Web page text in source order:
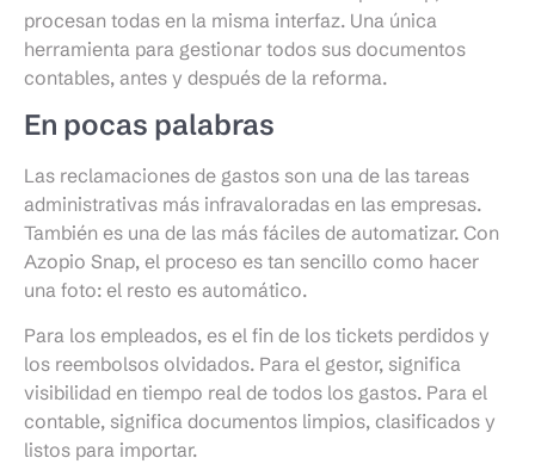
procesan todas en la misma interfaz. Una única
herramienta para gestionar todos sus documentos
contables, antes y después de la reforma.
En pocas palabras
Las reclamaciones de gastos son una de las tareas
administrativas más infravaloradas en las empresas.
También es una de las más fáciles de automatizar. Con
Azopio Snap, el proceso es tan sencillo como hacer
una foto: el resto es automático.
Para los empleados, es el fin de los tickets perdidos y
los reembolsos olvidados. Para el gestor, significa
visibilidad en tiempo real de todos los gastos. Para el
contable, significa documentos limpios, clasificados y
listos para importar.